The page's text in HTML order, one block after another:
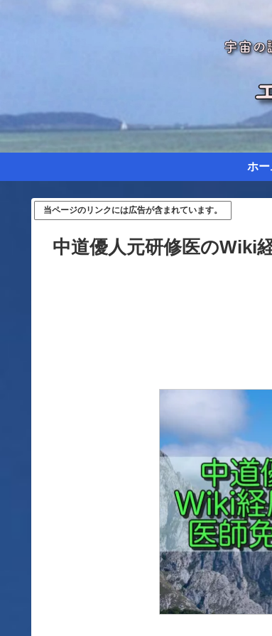
ホー
当ページのリンクには広告が含まれています。
中道優人元研修医のWiki